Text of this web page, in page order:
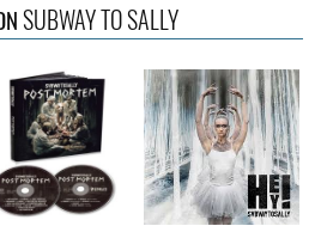
SUBWAY TO SALLY